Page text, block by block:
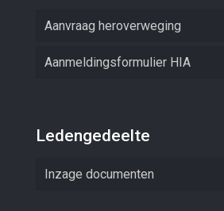
Aanvraag heroverweging
Aanmeldingsformulier HIA
Ledengedeelte
Inzage documenten